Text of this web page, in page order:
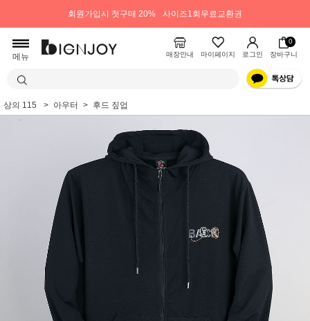
회원가입시 첫구매 20% 사이즈1회무료교환권
메뉴 매장안내 마이페이지 로그인
0
장바구니
상의 115 아우터 후드 짚업